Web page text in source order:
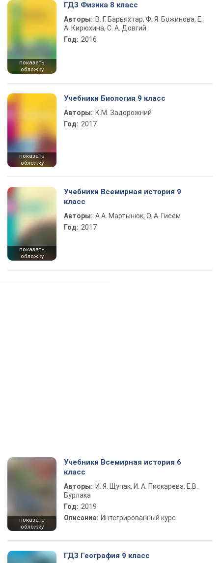
показать
обложку
ГДЗ Физика 8 класс
Авторы: В. Г. Барьяхтар, Ф. Я. Божинова, Е.
А. Кирюхина, С. А. Довгий
Год: 2016
показать
обложку
Учебники Биология 9 класс
Авторы: К.М. Задорожний
Год: 2017
показать
обложку
Учебники Всемирная история 9
класс
Авторы: А.А. Мартынюк, О. А. Гисем
Год: 2017
показать
обложку
Учебники Всемирная история 6
класс
Авторы: И. Я. Щупак, И. А. Пискарева, Е.В.
Бурлака
Год: 2019
Описание: Интегрированный курс
ГДЗ География 9 класс